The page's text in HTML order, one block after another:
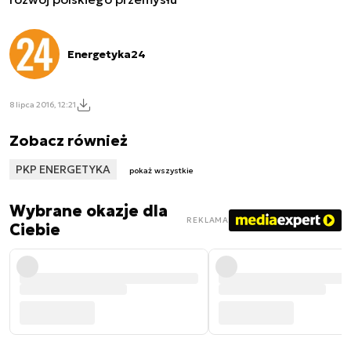
Energetyka24
8 lipca 2016, 12:21
Zobacz również
PKP ENERGETYKA pokaż wszystkie
Wybrane okazje dla
Ciebie
REKLAMA